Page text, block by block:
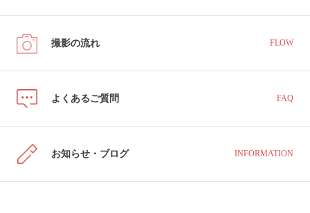
撮影の流れ FLOW
よくあるご質問 FAQ
お知らせ・ブログ INFORMATION